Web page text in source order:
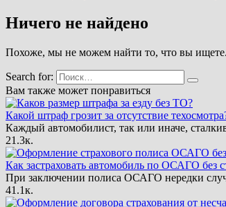
Ничего не найдено
Похоже, мы не можем найти то, что вы
Search for:
Вам также может понравиться
Какой штраф грозит за отсутствие
Каждый автомобилист, так или иначе,
21.3к.
Как застраховать автомобиль по ОСАГО без
При заключении полиса ОСАГО нередки
41.1к.